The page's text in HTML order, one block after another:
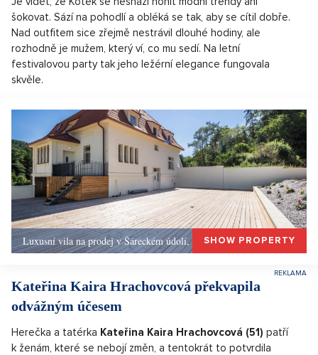
šokovat. Sází na pohodlí a obléká se tak, aby se cítil dobře.
Nad outfitem sice zřejmě nestrávil dlouhé hodiny, ale
rozhodně je mužem, který ví, co mu sedí. Na letní
festivalovou party tak jeho ležérní elegance fungovala
skvěle.
Luxusní vila na prodej v Šáreckém údolí, Praha 6SHOW PROPERTY
Kateřina Kaira Hrachovcová překvapila
odvážným účesem
Herečka a tatérka Kateřina Kaira Hrachovcová (51) patří
k ženám, které se nebojí změn, a tentokrát to potvrdila